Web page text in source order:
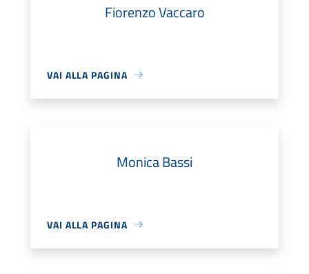
Fiorenzo Vaccaro
VAI ALLA PAGINA
Monica Bassi
VAI ALLA PAGINA